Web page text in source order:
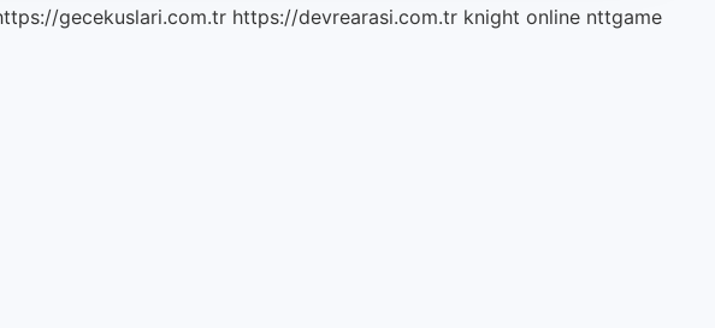
gecekuslari.com.tr https://devrearasi.com.tr knight online nttgame